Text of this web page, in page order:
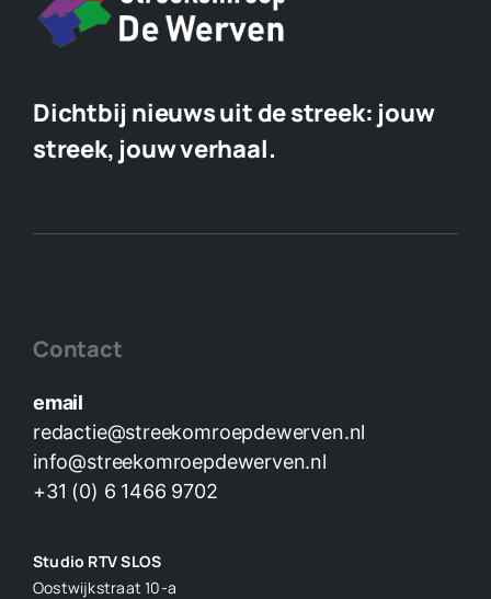
Dichtbij nieuws uit de streek: jouw
streek, jouw verhaal.
Contact
email
redactie@streekomroepdewerven.nl
info@streekomroepdewerven.nl
+31 (0) 6 1466 9702
Studio RTV SLOS
Oostwijkstraat 10-a